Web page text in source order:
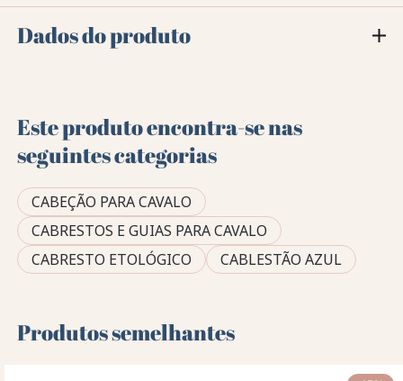
Dados do produto
Este produto encontra-se nas
seguintes categorias
CABEÇÃO PARA CAVALO
CABRESTOS E GUIAS PARA CAVALO
CABRESTO ETOLÓGICO
CABLESTÃO AZUL
Produtos semelhantes